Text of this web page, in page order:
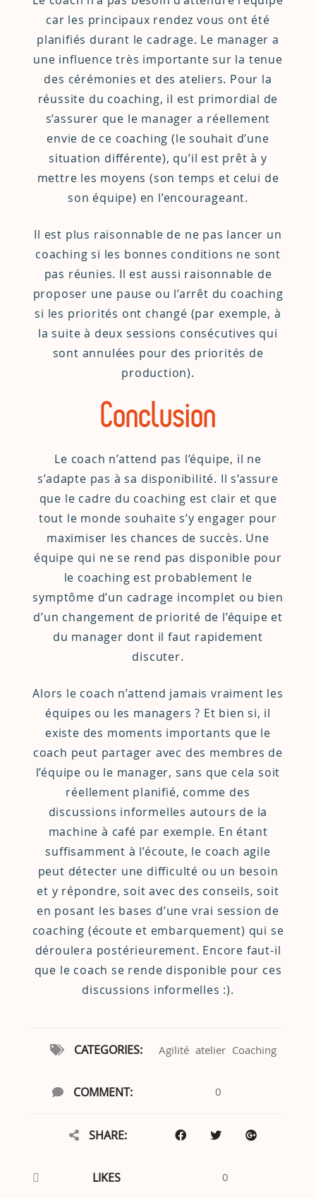
car les principaux rendez vous ont été
planifiés durant le cadrage. Le manager a
une influence très importante sur la tenue
des cérémonies et des ateliers. Pour la
réussite du coaching, il est primordial de
s’assurer que le manager a réellement
envie de ce coaching (le souhait d’une
situation différente), qu’il est prêt à y
mettre les moyens (son temps et celui de
son équipe) en l’encourageant.
Il est plus raisonnable de ne pas lancer un
coaching si les bonnes conditions ne sont
pas réunies. Il est aussi raisonnable de
proposer une pause ou l’arrêt du coaching
si les priorités ont changé (par exemple, à
la suite à deux sessions consécutives qui
sont annulées pour des priorités de
production).
Conclusion
Le coach n’attend pas l’équipe, il ne
s’adapte pas à sa disponibilité. Il s’assure
que le cadre du coaching est clair et que
tout le monde souhaite s’y engager pour
maximiser les chances de succès. Une
équipe qui ne se rend pas disponible pour
le coaching est probablement le
symptôme d’un cadrage incomplet ou bien
d’un changement de priorité de l’équipe et
du manager dont il faut rapidement
discuter.
Alors le coach n’attend jamais vraiment les
équipes ou les managers ? Et bien si, il
existe des moments importants que le
coach peut partager avec des membres de
l’équipe ou le manager, sans que cela soit
réellement planifié, comme des
discussions informelles autours de la
machine à café par exemple. En étant
suffisamment à l’écoute, le coach agile
peut détecter une difficulté ou un besoin
et y répondre, soit avec des conseils, soit
en posant les bases d’une vrai session de
coaching (écoute et embarquement) qui se
déroulera postérieurement. Encore faut-il
que le coach se rende disponible pour ces
discussions informelles :).
CATEGORIES: Agilité atelier Coaching
COMMENT: 0
SHARE:
LIKES 0